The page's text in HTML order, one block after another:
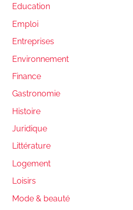
Education
Emploi
Entreprises
Environnement
Finance
Gastronomie
Histoire
Juridique
Littérature
Logement
Loisirs
Mode & beauté